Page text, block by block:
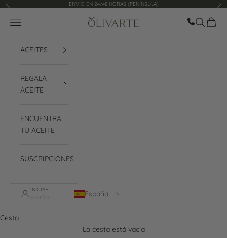
Ir al contenido
Anterior ENVÍO EN 24/48 HORAS (PENÍNSULA)
Olivarte
Menú Llamar
Buscar
Cesta
ACEITES
REGALA
ACEITE
ENCUENTRA
TU ACEITE
SUSCRIPCIONES
INICIAR
SESIÓN
España
Cesta
La cesta está vacía